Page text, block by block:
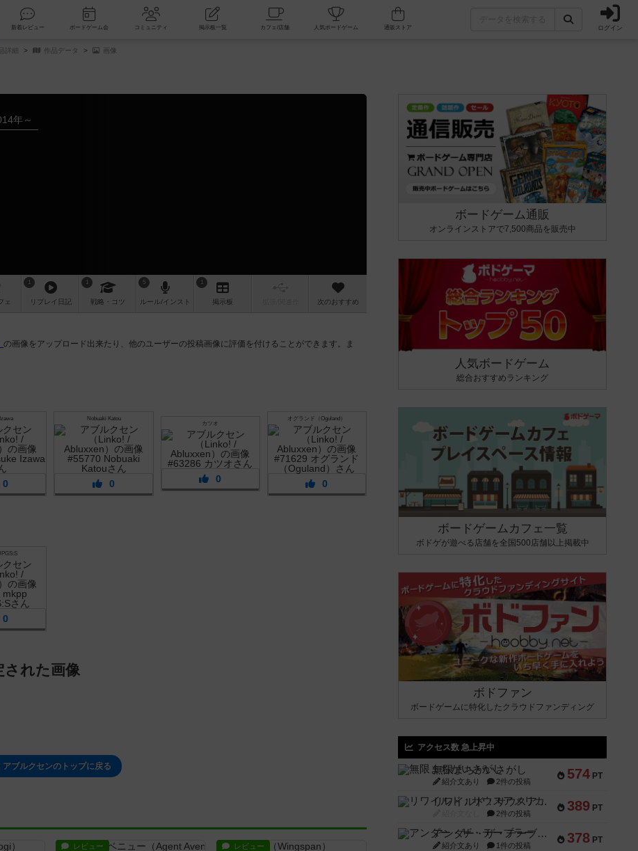
検索 新着レビュー ボードゲーム会 コミュニティ 掲示板一覧 カフェ/店舗 人気ボードゲーム ログイン
詳細 作品データ 画像
年～
ェ
1
リプレイ 日記
1
戦略 ・コツ
5
ルール/インスト
1
掲示板 次のおすすめ
の画像をアップロード出来たり、他のユーザーの投稿画像に評価を付けることができます。ま
0
Nobuaki Katou
0
カツオ
0
オグランド（Oguland）
0
0
された画像
アブルクセンのトップに戻る
レビュー レビュー
ボードゲーム通販
オンラインストアで7,500商品を販売中
人気ボードゲーム
総合おすすめランキング
ボードゲームカフェ一覧
ボドゲが遊べる店舗を全国500店舗以上掲載中
ボドファン
ボードゲームに特化したクラウドファンディング
アクセス数 急上昇中
574 PT
無限まちがいさがし
紹介文あり 2件の投稿
389 PT
リワイルド：サウスアメリカ
2件の投稿
378 PT
アンダー・ザ・テーブラー
紹介文あり 1件の投稿